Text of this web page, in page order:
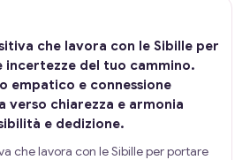
che lavora con le Sibille per
incertezze del tuo cammino.
empatico e connessione
verso chiarezza e armonia
e dedizione.
che lavora con le Sibille per portare